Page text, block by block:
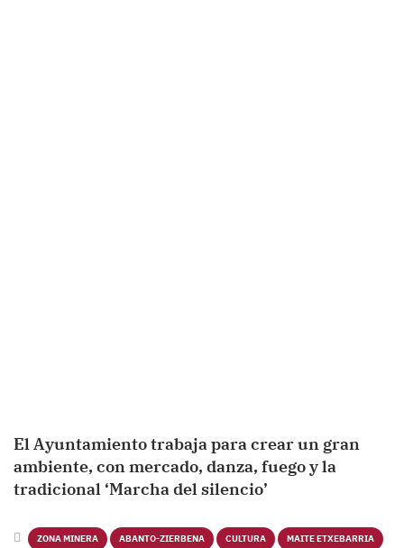
El Ayuntamiento trabaja para crear un gran
ambiente, con mercado, danza, fuego y la
tradicional ‘Marcha del silencio’
ZONA MINERA ABANTO-ZIERBENA CULTURA MAITE ETXEBARRIA